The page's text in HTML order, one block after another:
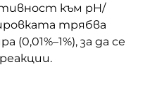
към pH/
трябва
за да се